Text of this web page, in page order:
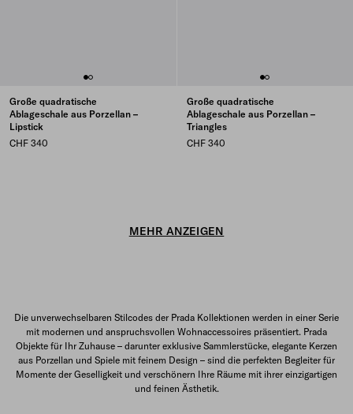
Große quadratische
Ablageschale aus Porzellan –
Lipstick
CHF 340
Große quadratische
Ablageschale aus Porzellan –
Triangles
CHF 340
MEHR ANZEIGEN
Die unverwechselbaren Stilcodes der Prada Kollektionen werden in einer Serie
mit modernen und anspruchsvollen Wohnaccessoires präsentiert. Prada
Objekte für Ihr Zuhause – darunter exklusive Sammlerstücke, elegante Kerzen
aus Porzellan und Spiele mit feinem Design – sind die perfekten Begleiter für
Momente der Geselligkeit und verschönern Ihre Räume mit ihrer einzigartigen
und feinen Ästhetik.